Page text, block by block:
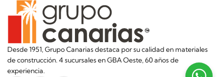
Desde 1951, Grupo Canarias destaca por su calidad en materiales
de construcción. 4 sucursales en GBA Oeste, 60 años de
experiencia.